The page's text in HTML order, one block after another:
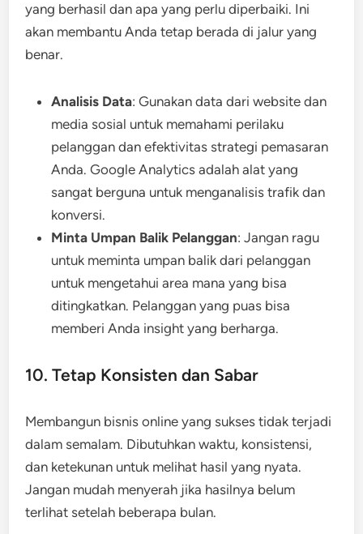
yang berhasil dan apa yang perlu diperbaiki. Ini
akan membantu Anda tetap berada di jalur yang
benar.
Analisis Data: Gunakan data dari website dan
media sosial untuk memahami perilaku
pelanggan dan efektivitas strategi pemasaran
Anda. Google Analytics adalah alat yang
sangat berguna untuk menganalisis trafik dan
konversi.
Minta Umpan Balik Pelanggan: Jangan ragu
untuk meminta umpan balik dari pelanggan
untuk mengetahui area mana yang bisa
ditingkatkan. Pelanggan yang puas bisa
memberi Anda insight yang berharga.
10. Tetap Konsisten dan Sabar
Membangun bisnis online yang sukses tidak terjadi
dalam semalam. Dibutuhkan waktu, konsistensi,
dan ketekunan untuk melihat hasil yang nyata.
Jangan mudah menyerah jika hasilnya belum
terlihat setelah beberapa bulan.